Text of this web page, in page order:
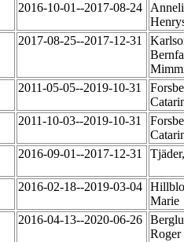
2016-10-01--2017-08-24
2017-08-25--2017-12-31
2011-05-05--2019-10-31
2011-10-03--2019-10-31
2016-09-01--2017-12-31
2016-02-18--2019-03-04
Marie
2016-04-13--2020-06-26
Roger